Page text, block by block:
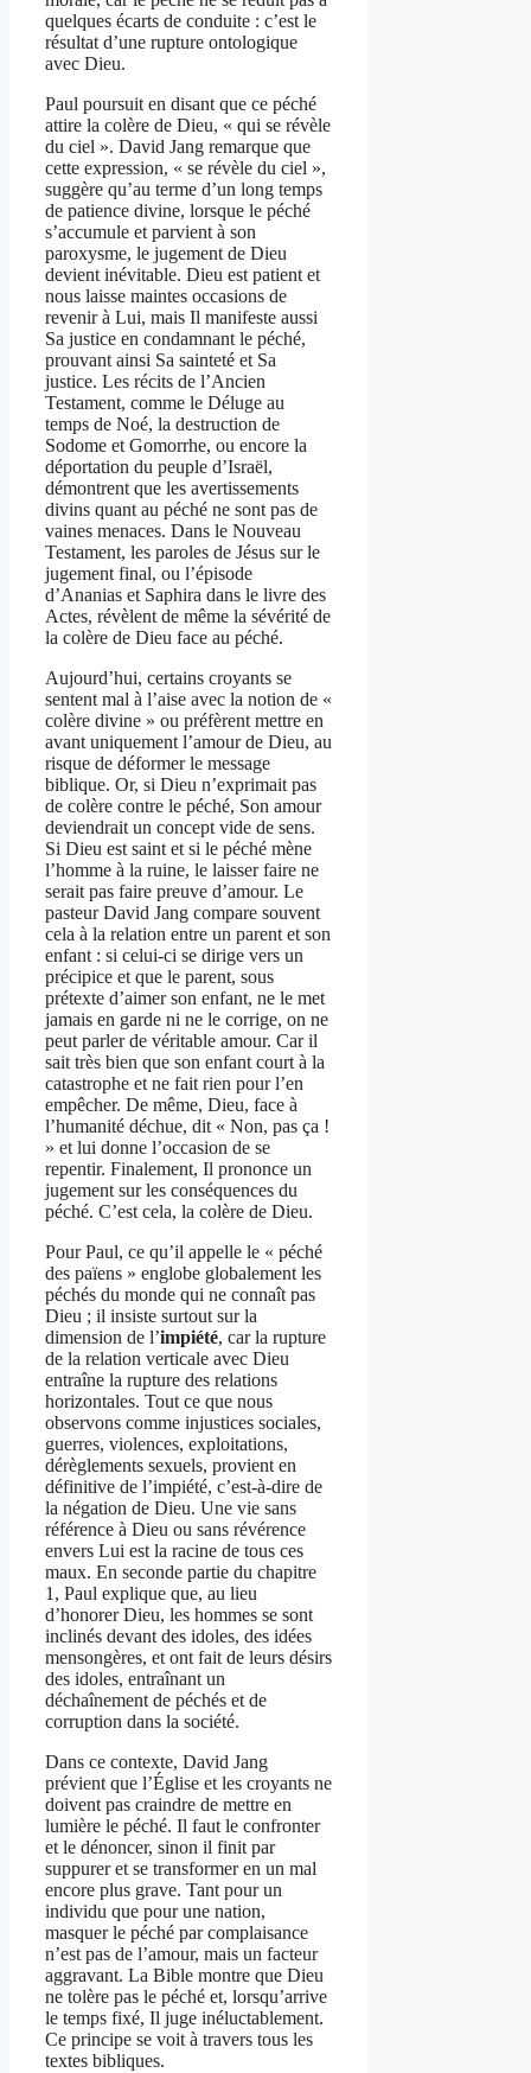
quelques écarts de conduite : c’est le
résultat d’une rupture ontologique
avec Dieu.
Paul poursuit en disant que ce péché
attire la colère de Dieu, « qui se révèle
du ciel ». David Jang remarque que
cette expression, « se révèle du ciel »,
suggère qu’au terme d’un long temps
de patience divine, lorsque le péché
s’accumule et parvient à son
paroxysme, le jugement de Dieu
devient inévitable. Dieu est patient et
nous laisse maintes occasions de
revenir à Lui, mais Il manifeste aussi
Sa justice en condamnant le péché,
prouvant ainsi Sa sainteté et Sa
justice. Les récits de l’Ancien
Testament, comme le Déluge au
temps de Noé, la destruction de
Sodome et Gomorrhe, ou encore la
déportation du peuple d’Israël,
démontrent que les avertissements
divins quant au péché ne sont pas de
vaines menaces. Dans le Nouveau
Testament, les paroles de Jésus sur le
jugement final, ou l’épisode
d’Ananias et Saphira dans le livre des
Actes, révèlent de même la sévérité de
la colère de Dieu face au péché.
Aujourd’hui, certains croyants se
sentent mal à l’aise avec la notion de «
colère divine » ou préfèrent mettre en
avant uniquement l’amour de Dieu, au
risque de déformer le message
biblique. Or, si Dieu n’exprimait pas
de colère contre le péché, Son amour
deviendrait un concept vide de sens.
Si Dieu est saint et si le péché mène
l’homme à la ruine, le laisser faire ne
serait pas faire preuve d’amour. Le
pasteur David Jang compare souvent
cela à la relation entre un parent et son
enfant : si celui-ci se dirige vers un
précipice et que le parent, sous
prétexte d’aimer son enfant, ne le met
jamais en garde ni ne le corrige, on ne
peut parler de véritable amour. Car il
sait très bien que son enfant court à la
catastrophe et ne fait rien pour l’en
empêcher. De même, Dieu, face à
l’humanité déchue, dit « Non, pas ça !
» et lui donne l’occasion de se
repentir. Finalement, Il prononce un
jugement sur les conséquences du
péché. C’est cela, la colère de Dieu.
Pour Paul, ce qu’il appelle le « péché
des païens » englobe globalement les
péchés du monde qui ne connaît pas
Dieu ; il insiste surtout sur la
dimension de l’impiété, car la rupture
de la relation verticale avec Dieu
entraîne la rupture des relations
horizontales. Tout ce que nous
observons comme injustices sociales,
guerres, violences, exploitations,
dérèglements sexuels, provient en
définitive de l’impiété, c’est-à-dire de
la négation de Dieu. Une vie sans
référence à Dieu ou sans révérence
envers Lui est la racine de tous ces
maux. En seconde partie du chapitre
1, Paul explique que, au lieu
d’honorer Dieu, les hommes se sont
inclinés devant des idoles, des idées
mensongères, et ont fait de leurs désirs
des idoles, entraînant un
déchaînement de péchés et de
corruption dans la société.
Dans ce contexte, David Jang
prévient que l’Église et les croyants ne
doivent pas craindre de mettre en
lumière le péché. Il faut le confronter
et le dénoncer, sinon il finit par
suppurer et se transformer en un mal
encore plus grave. Tant pour un
individu que pour une nation,
masquer le péché par complaisance
n’est pas de l’amour, mais un facteur
aggravant. La Bible montre que Dieu
ne tolère pas le péché et, lorsqu’arrive
le temps fixé, Il juge inéluctablement.
Ce principe se voit à travers tous les
textes bibliques.